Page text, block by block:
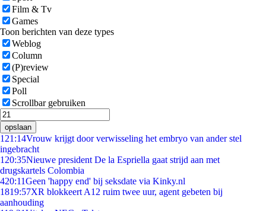
Film & Tv
Games
Toon berichten van deze types
Weblog
Column
(P)review
Special
Poll
Scrollbar gebruiken
opslaan
1 21:14Vrouw krijgt door verwisseling het embryo van ander stel
ingebracht
1 20:35Nieuwe president De la Espriella gaat strijd aan met
drugskartels Colombia
420:11Geen 'happy end' bij seksdate via Kinky.nl
1819:57XR blokkeert A12 ruim twee uur, agent gebeten bij
aanhouding